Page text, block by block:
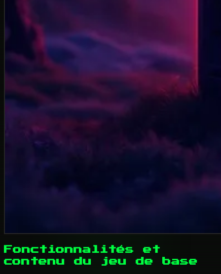
Fonctionnalités et
contenu du jeu de base